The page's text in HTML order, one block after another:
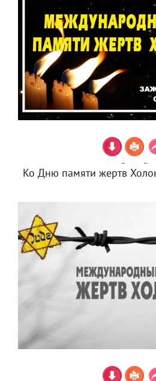
Ко Дню памяти жертв